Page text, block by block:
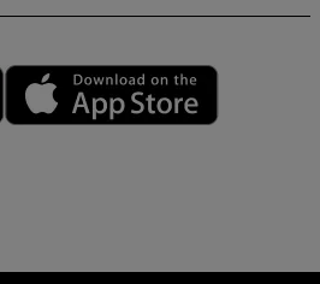
Play market